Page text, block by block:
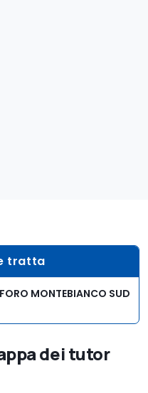
tratta
MONTEBIANCO SUD
dei tutor